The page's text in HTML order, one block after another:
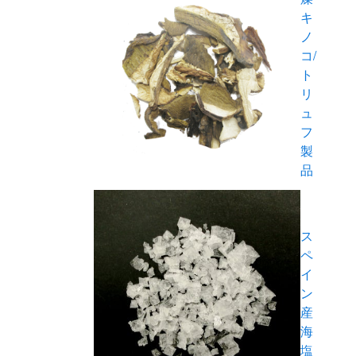
キ
ノ
コ/
ト
リ
ュ
フ
製
品
ス
ペ
イ
ン
産
海
塩